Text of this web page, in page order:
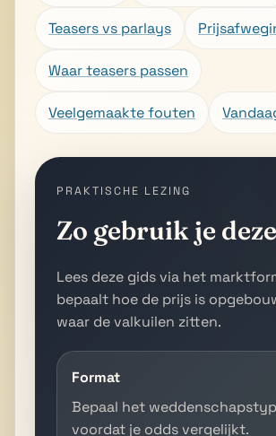
Teasers vs parlays
Waar teasers passen
Veelgemaakte fouten
PRAKTISCHE LEZING
Zo gebruik je
Lees deze gids via het
bepaalt hoe de prijs is
waar de valkuilen zitten.
Format
Bepaal het
voordat je odds vergelijkt.